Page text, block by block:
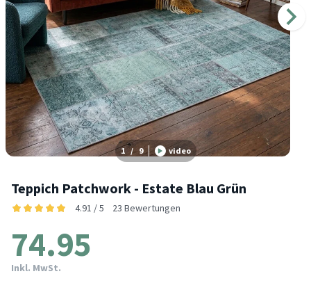
1 / 9 video
Teppich Patchwork - Estate Blau Grün
4.91 / 5 23 Bewertungen
74.95
Inkl. MwSt.